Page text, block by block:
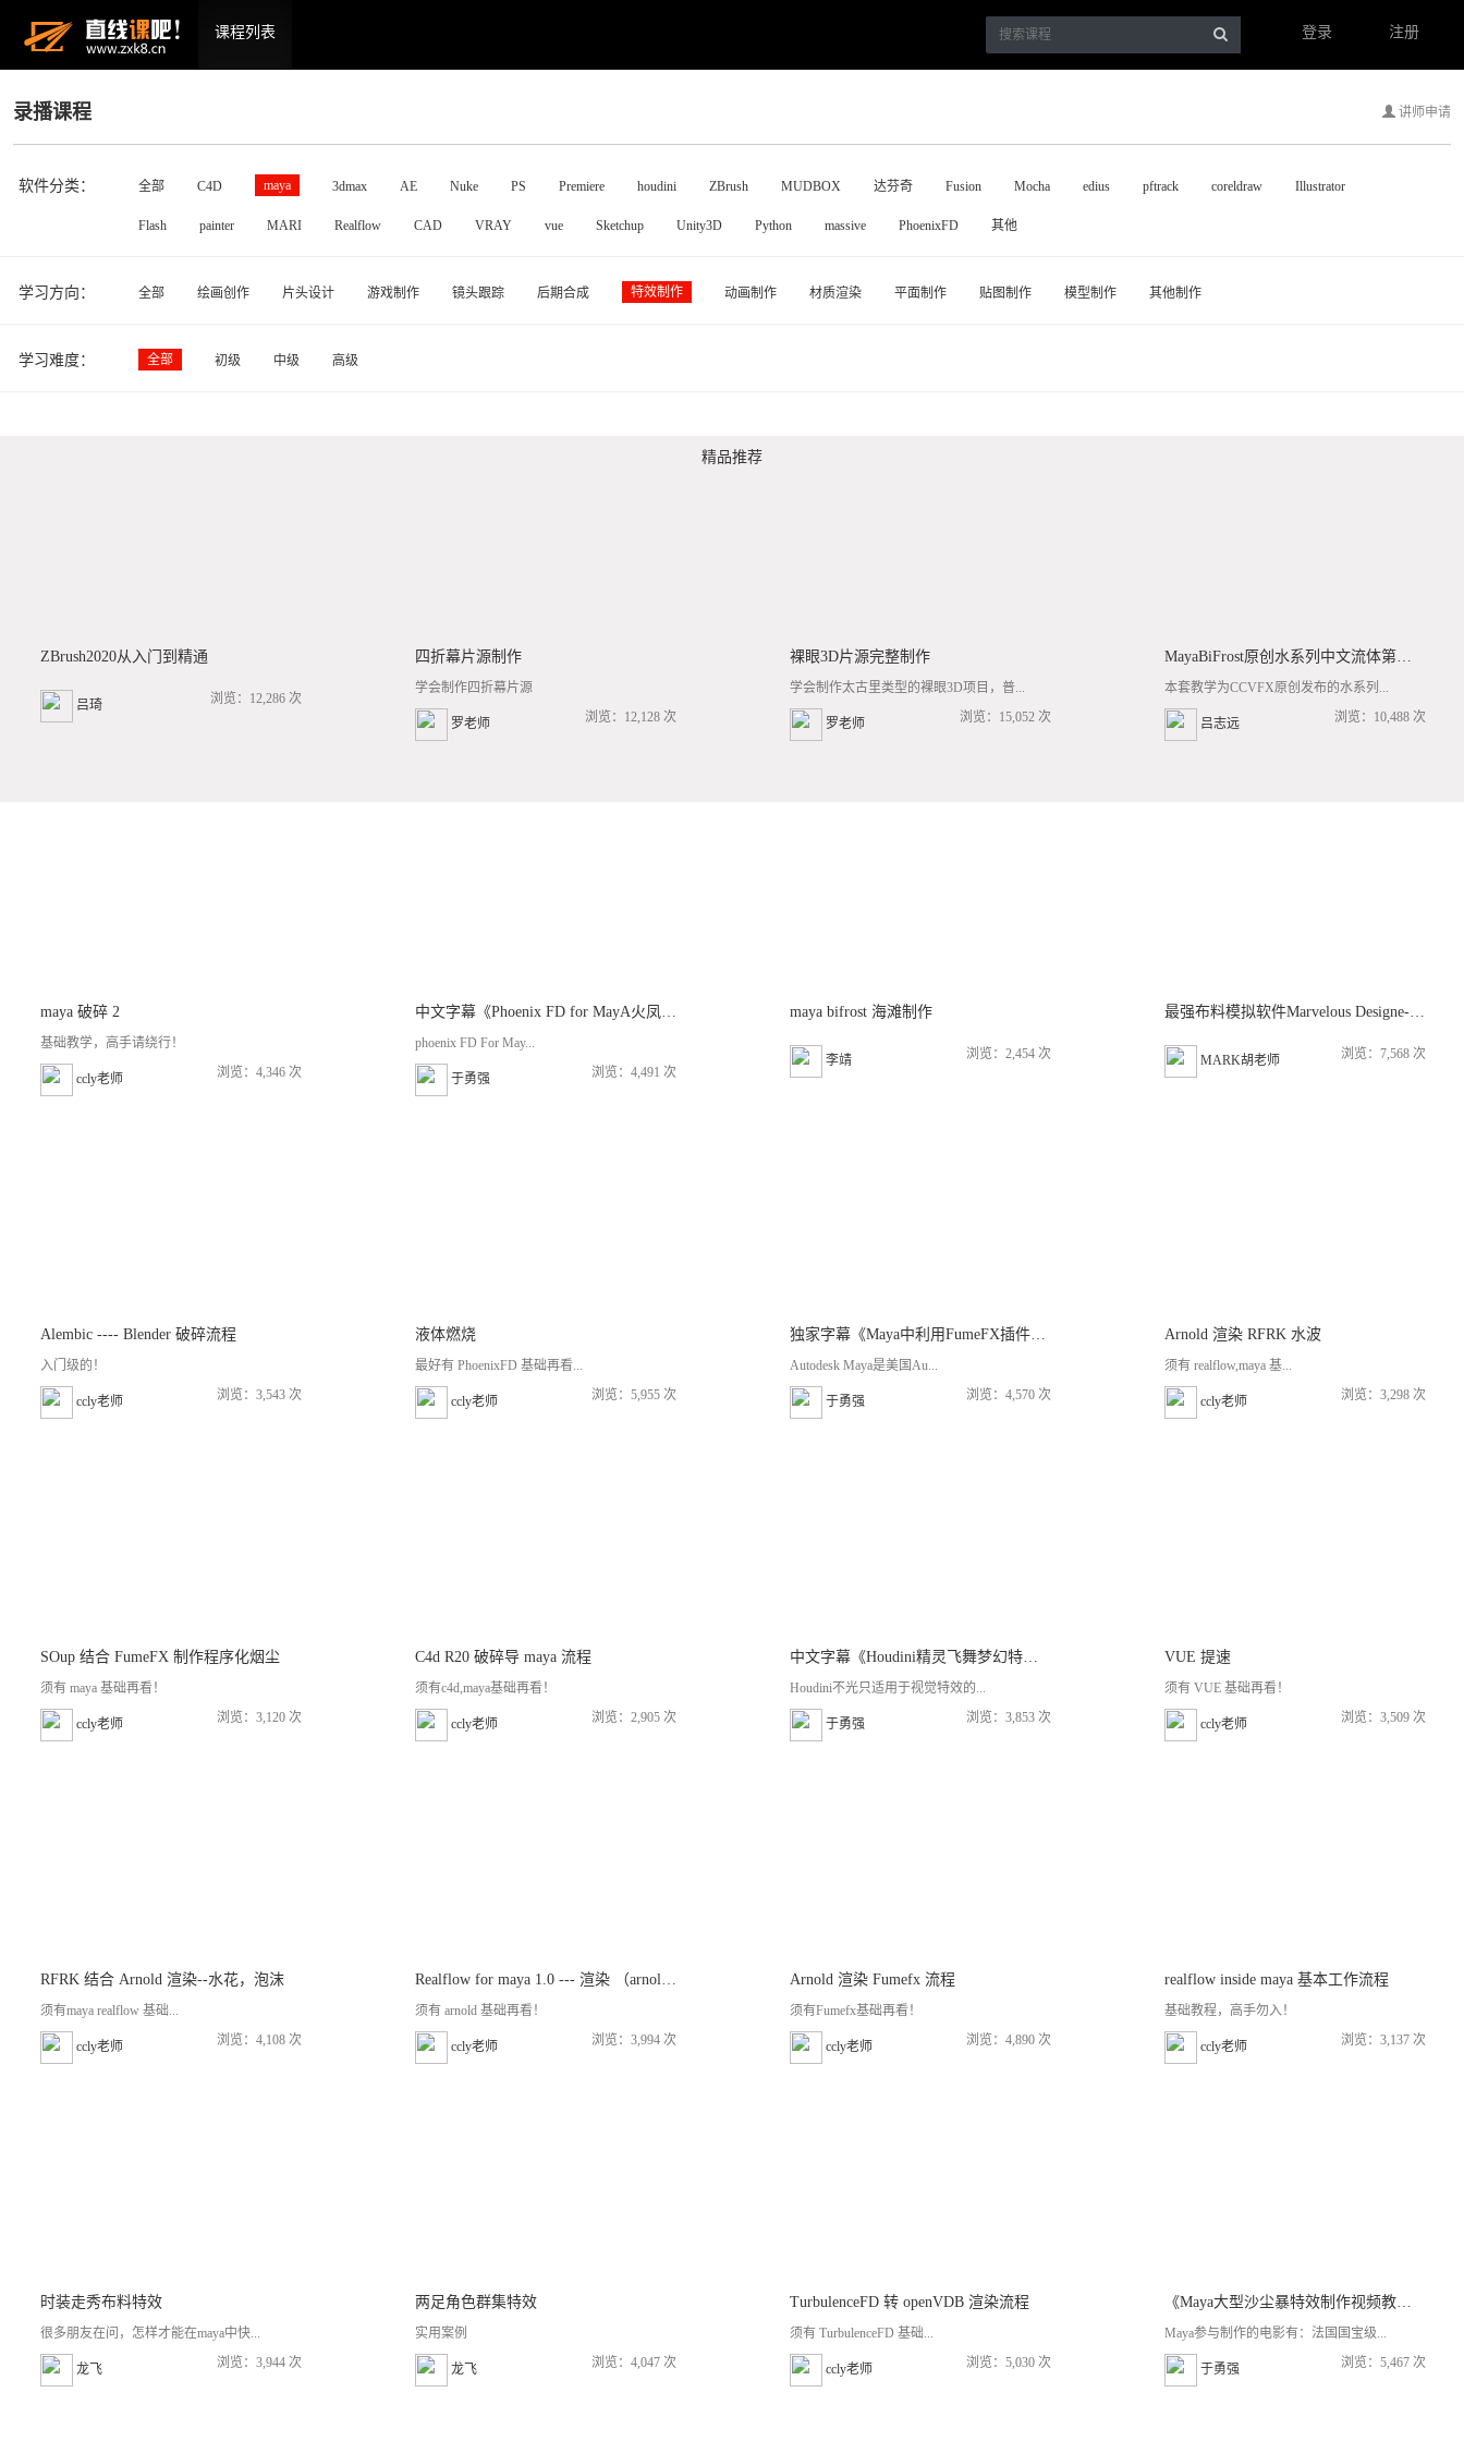
课程列表 登录 注册
录播课程 讲师申请
软件分类： 全部 C4D maya 3dmax AE Nuke PS Premiere houdini ZBrush MUDBOX 达芬奇 Fusion Mocha edius pftrack coreldraw Illustrator
Flash painter MARI Realflow CAD VRAY vue Sketchup Unity3D Python massive PhoenixFD 其他
学习方向： 全部 绘画创作 片头设计 游戏制作 镜头跟踪 后期合成 特效制作 动画制作 材质渲染 平面制作 贴图制作 模型制作 其他制作
学习难度： 全部 初级 中级 高级
精品推荐
ZBrush2020从入门到精通
吕琦 浏览：12,286 次
四折幕片源制作
学会制作四折幕片源
罗老师 浏览：12,128 次
裸眼3D片源完整制作
学会制作太古里类型的裸眼3D项目，普...
罗老师 浏览：15,052 次
MayaBiFrost原创水系列中文流体第三套BF基础/高阶案例全流程教学
本套教学为CCVFX原创发布的水系列...
吕志远 浏览：10,488 次
maya 破碎 2
基础教学，高手请绕行！
ccly老师 浏览：4,346 次
中文字幕《Phoenix FD for MayA火凤凰玛雅全面掌握教程》
phoenix FD For May...
于勇强 浏览：4,491 次
maya bifrost 海滩制作
李靖 浏览：2,454 次
最强布料模拟软件Marvelous Designe-MD7基础讲解
MARK胡老师 浏览：7,568 次
Alembic ---- Blender 破碎流程
入门级的！
ccly老师 浏览：3,543 次
液体燃烧
最好有 PhoenixFD 基础再看...
ccly老师 浏览：5,955 次
独家字幕《Maya中利用FumeFX插件来模拟直升机被击落爆炸特效教程》
Autodesk Maya是美国Au...
于勇强 浏览：4,570 次
Arnold 渲染 RFRK 水波
须有 realflow,maya 基...
ccly老师 浏览：3,298 次
SOup 结合 FumeFX 制作程序化烟尘
须有 maya 基础再看！
ccly老师 浏览：3,120 次
C4d R20 破碎导 maya 流程
须有c4d,maya基础再看！
ccly老师 浏览：2,905 次
中文字幕《Houdini精灵飞舞梦幻特效实例制作视频教程》
Houdini不光只适用于视觉特效的...
于勇强 浏览：3,853 次
VUE 提速
须有 VUE 基础再看！
ccly老师 浏览：3,509 次
RFRK 结合 Arnold 渲染--水花，泡沫
须有maya realflow 基础...
ccly老师 浏览：4,108 次
Realflow for maya 1.0 --- 渲染 （arnold）
须有 arnold 基础再看！
ccly老师 浏览：3,994 次
Arnold 渲染 Fumefx 流程
须有Fumefx基础再看！
ccly老师 浏览：4,890 次
realflow inside maya 基本工作流程
基础教程，高手勿入！
ccly老师 浏览：3,137 次
时装走秀布料特效
很多朋友在问，怎样才能在maya中快...
龙飞 浏览：3,944 次
两足角色群集特效
实用案例
龙飞 浏览：4,047 次
TurbulenceFD 转 openVDB 渲染流程
须有 TurbulenceFD 基础...
ccly老师 浏览：5,030 次
《Maya大型沙尘暴特效制作视频教程》
Maya参与制作的电影有：法国国宝级...
于勇强 浏览：5,467 次